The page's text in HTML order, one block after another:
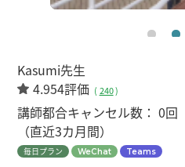
Kasumi先生
4.954評価 ( 240)
講師都合キャンセル数：0回
（直近3カ月間）
毎日プラン WeChat Teams